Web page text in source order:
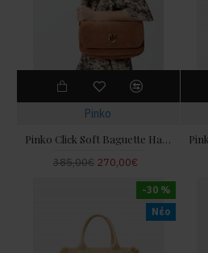
Pinko
Pinko Click Soft Baguette Handle Suede Brown Τσάντα Ώμου
385,00€ 270,00€
Νέο
-30 %